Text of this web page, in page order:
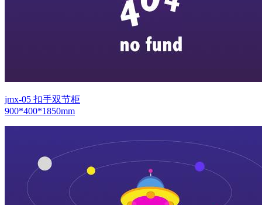
jmx-05 扣手双节柜
900*400*1850mm